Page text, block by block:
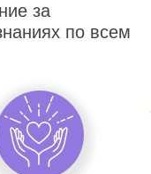
за
по всем